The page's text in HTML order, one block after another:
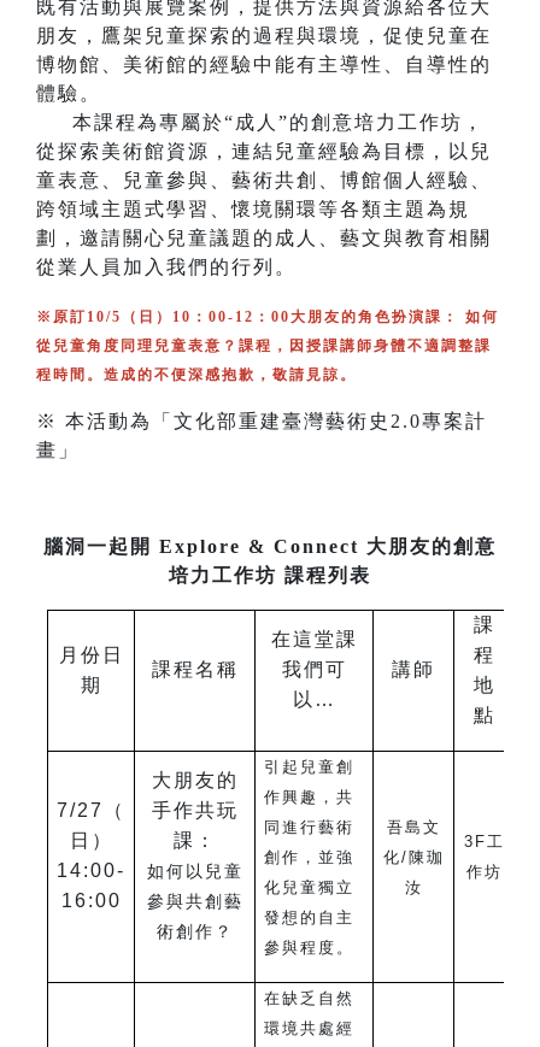
既有活動與展覽案例，提供方法與資源給各位大
朋友，鷹架兒童探索的過程與環境，促使兒童在
博物館、美術館的經驗中能有主導性、自導性的
體驗。
本課程為專屬於“成人”的創意培力工作坊，
從探索美術館資源，連結兒童經驗為目標，以兒
童表意、兒童參與、藝術共創、博館個人經驗、
跨領域主題式學習、懷境關環等各類主題為規
劃，邀請關心兒童議題的成人、藝文與教育相關
從業人員加入我們的行列。
※原訂10/5（日）10：00-12：00大朋友的角色扮演課： 如何
從兒童角度同理兒童表意？課程，因授課講師身體不適調整課
程時間。造成的不便深感抱歉，敬請見諒。
※ 本活動為「文化部重建臺灣藝術史2.0專案計
畫」
腦洞一起開 Explore & Connect 大朋友的創意
培力工作坊 課程列表
月份日
期
課程名稱
在這堂課
我們可
以…
講師
課
程
地
點
7/27
（
日）
14:00-
16:00
大朋友的
手作共玩
課：
如何以兒童
參與共創藝
術創作？
引起兒童創
作興趣，共
同進行藝術
創作，並強
化兒童獨立
發想的自主
參與程度。
吾島文
化/陳珈
汝
3F 工
作坊
在缺乏自然
環境共處經